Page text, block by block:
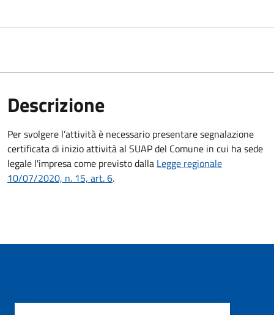
Descrizione
Per svolgere l’attività è necessario presentare segnalazione
certificata di inizio attività al SUAP del Comune in cui ha sede
legale l'impresa come previsto dalla Legge regionale
10/07/2020, n. 15, art. 6.